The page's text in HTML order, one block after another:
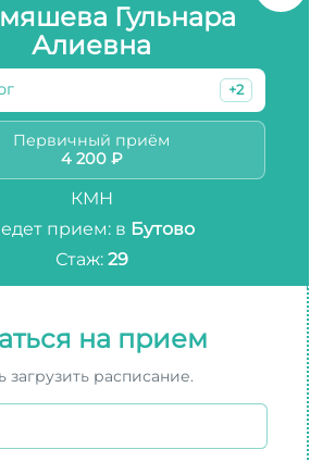
Гульнара
Алиевна
+2
Первичный приём
4 200 ₽
КМН
прием: в Бутово
Стаж: 29
на прием
загрузить расписание.